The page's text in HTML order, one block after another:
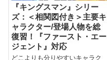
『キングスマン』シリー
ズ：＜相関図付き＞主要キ
ャラクター/登場人物を総
復習！『ファースト・エー
ジェント』対応
どこよりも分りやすいキャラク